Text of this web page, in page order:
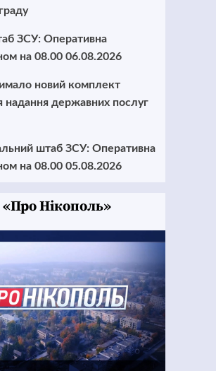
ЗСУ: Оперативна
на 08.00 06.08.2026
новий комплект
надання державних послуг
штаб ЗСУ: Оперативна
на 08.00 05.08.2026
Нікополь»